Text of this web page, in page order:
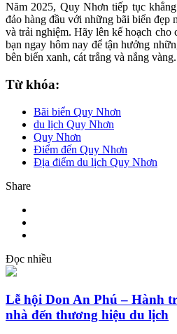
Năm 2025, Quy Nhơn tiếp tục
đảo hàng đầu với những bãi biển đẹp
và trải nghiệm. Hãy lên kế hoạch
bạn ngay hôm nay để tận hưởng
bên biển xanh, cát trắng và nắng vàng.
Từ khóa:
Bãi biển Quy Nhơn
du lịch Quy Nhơn
Quy Nhơn
Điểm đến Quy Nhơn
Địa điểm du lịch Quy Nhơn
Share
Đọc nhiều
Lễ hội Don An Phú – Hành
nhà đến thương hiệu du lịch